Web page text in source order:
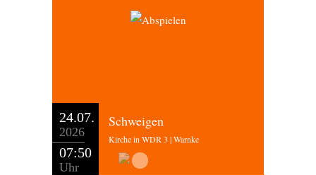
24.07.
2026
07:50
Uhr
Schweigen
Kirche in WDR 3 | Warnke